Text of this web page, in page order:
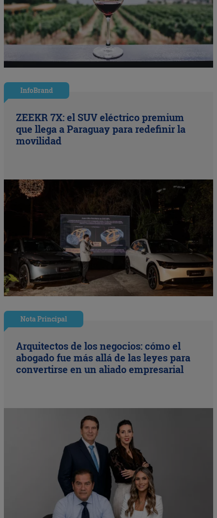
InfoBrand
ZEEKR 7X: el SUV eléctrico premium
que llega a Paraguay para redefinir la
movilidad
Nota Principal
Arquitectos de los negocios: cómo el
abogado fue más allá de las leyes para
convertirse en un aliado empresarial